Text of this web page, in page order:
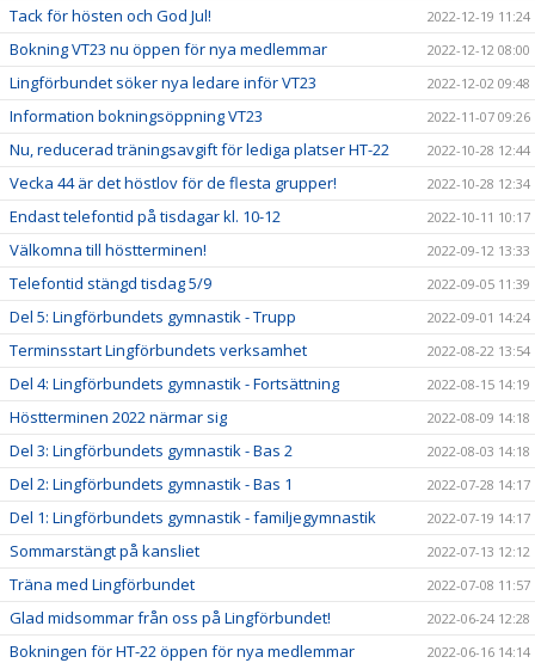
Tack för hösten och God Jul! 2022-12-19 11:24
Bokning VT23 nu öppen för nya medlemmar 2022-12-12 08:00
Lingförbundet söker nya ledare inför VT23 2022-12-02 09:48
Information bokningsöppning VT23 2022-11-07 09:26
Nu, reducerad träningsavgift för lediga platser HT-22 2022-10-28 12:44
Vecka 44 är det höstlov för de flesta grupper! 2022-10-28 12:34
Endast telefontid på tisdagar kl. 10-12 2022-10-11 10:17
Välkomna till höstterminen! 2022-09-12 13:33
Telefontid stängd tisdag 5/9 2022-09-05 11:39
Del 5: Lingförbundets gymnastik - Trupp 2022-09-01 14:24
Terminsstart Lingförbundets verksamhet 2022-08-22 13:54
Del 4: Lingförbundets gymnastik - Fortsättning 2022-08-15 14:19
Höstterminen 2022 närmar sig 2022-08-09 14:18
Del 3: Lingförbundets gymnastik - Bas 2 2022-08-03 14:18
Del 2: Lingförbundets gymnastik - Bas 1 2022-07-28 14:17
Del 1: Lingförbundets gymnastik - familjegymnastik 2022-07-19 14:17
Sommarstängt på kansliet 2022-07-13 12:12
Träna med Lingförbundet 2022-07-08 11:57
Glad midsommar från oss på Lingförbundet! 2022-06-24 12:28
Bokningen för HT-22 öppen för nya medlemmar 2022-06-16 14:14